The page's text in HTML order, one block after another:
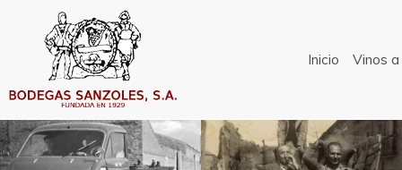
Inicio Vinos
Anterior